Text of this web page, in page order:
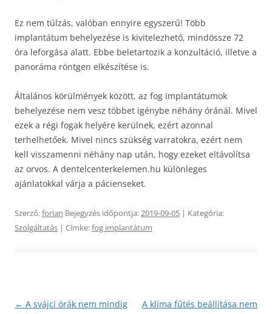
Ez nem túlzás, valóban ennyire egyszerű! Több
implantátum behelyezése is kivitelezhető, mindössze 72
óra leforgása alatt. Ebbe beletartozik a konzultáció, illetve a
panoráma röntgen elkészítése is.
Általános körülmények között, az fog implantátumok
behelyezése nem vesz többet igénybe néhány óránál. Mivel
ezek a régi fogak helyére kerülnek, ezért azonnal
terhelhetőek. Mivel nincs szükség varratokra, ezért nem
kell visszamenni néhány nap után, hogy ezeket eltávolítsa
az orvos. A dentelcenterkelemen.hu különleges
ajánlatokkal várja a pácienseket.
Szerző:forian Bejegyzés időpontja:2019-09-05 | Kategória:
Szolgáltatás | Címke:fog implantátum
Bejegyzés
← A svájci órák nem mindig
A klíma fűtés beállítása nem